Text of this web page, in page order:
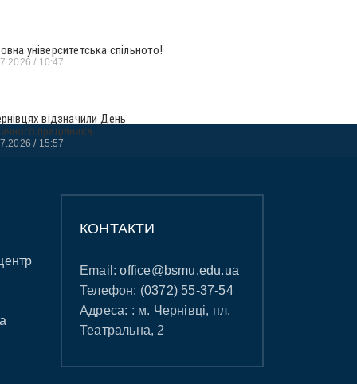
університетська спільното!
10:47
відзначили День
працівника
15:57
КОНТАКТИ
Email:office@bsmu.edu.ua
Телефон: (0372) 55-37-54
Адреса: : м. Чернівці, пл.
Театральна, 2